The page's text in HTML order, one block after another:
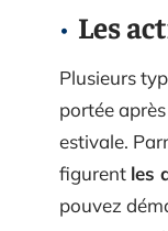
Les
Plusieurs
portée
estivale.
figurent les
pouvez